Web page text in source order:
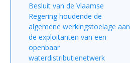
Besluit van de Vlaamse
Regering houdende de
algemene werkingstoelage aan
de exploitanten van een
openbaar
waterdistributienetwerk